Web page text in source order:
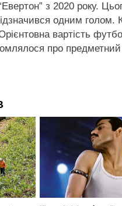
з 2020 року.
одним голом.
вартість
про